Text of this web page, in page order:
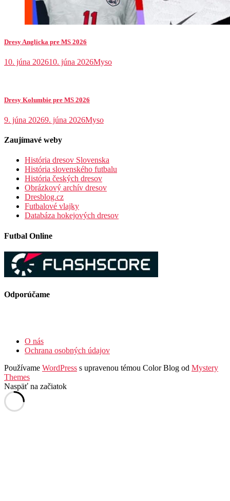
Dresy Anglicka pre MS 2026
10. júna 202610. júna 2026Myso
Dresy Kolumbie pre MS 2026
9. júna 20269. júna 2026Myso
Zaujímavé weby
História dresov Slovenska
História slovenského futbalu
História českých dresov
Obrázkový archív dresov
Dresblog.cz
Futbalové vlajky
Databáza hokejových dresov
Futbal Online
Odporúčame
O nás
Ochrana osobných údajov
Používame WordPress s upravenou témou Color Blog od Mystery
Themes
Naspäť na začiatok